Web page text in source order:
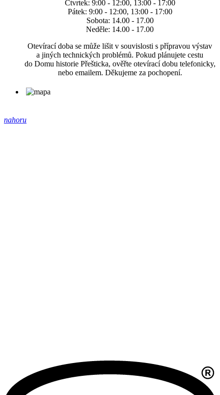
Čtvrtek: 9:00 - 12:00, 13:00 - 17:00
Pátek: 9:00 - 12:00, 13:00 - 17:00
Sobota: 14.00 - 17.00
Neděle: 14.00 - 17.00
Otevírací doba se může lišit v souvislosti s přípravou výstav
a jiných technických problémů. Pokud plánujete cestu
do Domu historie Přešticka, ověřte otevírací dobu telefonicky,
nebo emailem. Děkujeme za pochopení.
nahoru